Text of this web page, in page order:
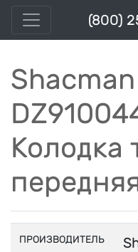
(800)
Колодка
ПРОИЗВОДИТЕЛЬ